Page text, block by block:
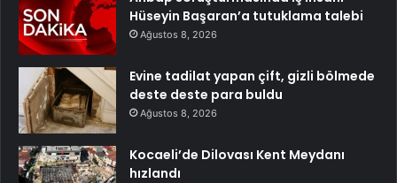
Hüseyin Başaran’a tutuklama talebi
Ağustos 8, 2026
Evine tadilat yapan çift, gizli bölmede
deste deste para buldu
Ağustos 8, 2026
Kocaeli’de Dilovası Kent Meydanı
hızlandı